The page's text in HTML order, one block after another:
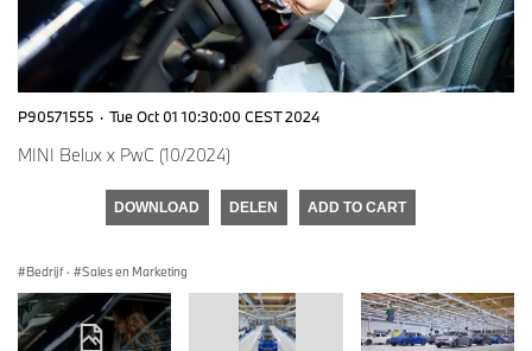
P90571555 · Tue Oct 01 10:30:00 CEST 2024
MINI Belux x PwC (10/2024)
DOWNLOAD DELEN ADD TO CART
Bedrijf · Sales en Marketing